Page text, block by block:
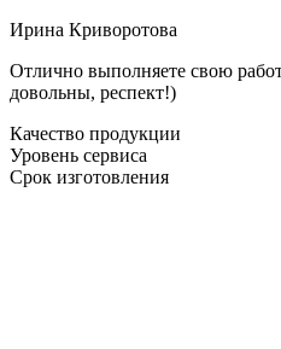
Ирина Криворотова
Отлично выполняете свою
довольны, респект!)
Качество продукции
Уровень сервиса
Срок изготовления